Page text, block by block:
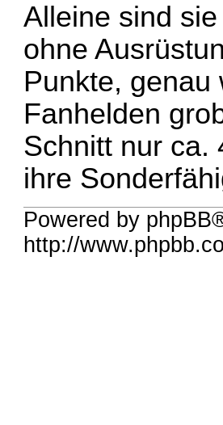
Alleine sind
ohne
Punkte,
Fanhelden
Schnitt nur ca.
ihre
Powered by
http://